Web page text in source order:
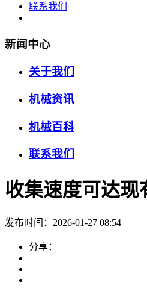
联系我们
新闻中心
关于我们
机械资讯
机械百科
联系我们
收集速度可达现
发布时间：2026-01-27 08:54
分享：